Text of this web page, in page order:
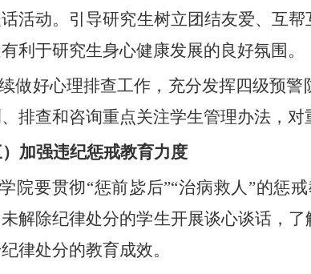
活动。引导研究生树立团结友爱、互
利于研究生身心健康发展的良好氛围。
做好心理排查工作，充分发挥四级预
排查和咨询重点关注学生管理办法 ， 对
）加强违纪惩戒教育力度
院要贯彻“惩前毖后”“治病救人 ”的惩
解除纪律处分的学生开展谈心谈话，
律处分的教育成效。